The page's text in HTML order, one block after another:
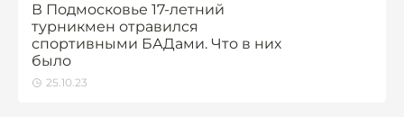
В Подмосковье 17-летний
турникмен отравился
спортивными БАДами. Что в них
было
25.10.23